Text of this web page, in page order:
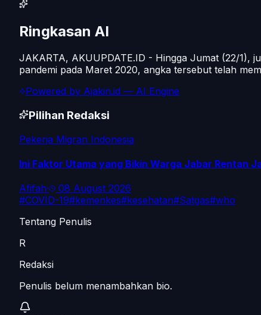
Ringkasan AI
JAKARTA, AKUUPDATE.ID - Hingga Jumat (22/1),
pandemi pada Maret 2020, angka tersebut telah
Powered by Ajakin.id — AI Engine
Pilihan Redaksi
Pekerja Migran Indonesia
Ini Faktor Utama yang Bikin Warga Jabar Rentan
Afifah·
08 August 2026
#COVID-19#kemenkes#kesehatan#Satgas#who
Tentang Penulis
R
Redaksi
Penulis belum menambahkan bio.